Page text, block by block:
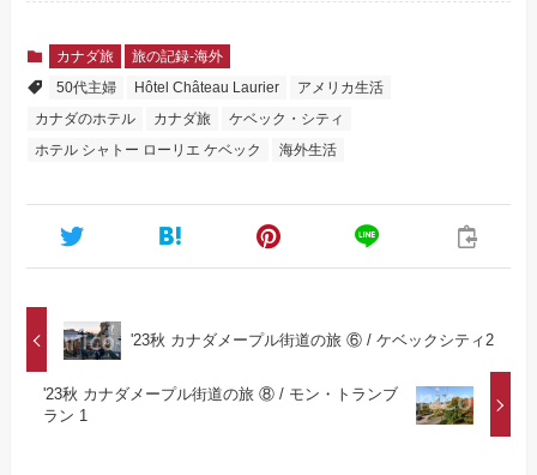
カナダ旅
旅の記録-海外
50代主婦
Hôtel Château Laurier
アメリカ生活
カナダのホテル
カナダ旅
ケベック・シティ
ホテル シャトー ローリエ ケベック
海外生活
'23秋 カナダメープル街道の旅 ⑥ / ケベックシティ2
'23秋 カナダメープル街道の旅 ⑧ / モン・トランブ
ラン 1